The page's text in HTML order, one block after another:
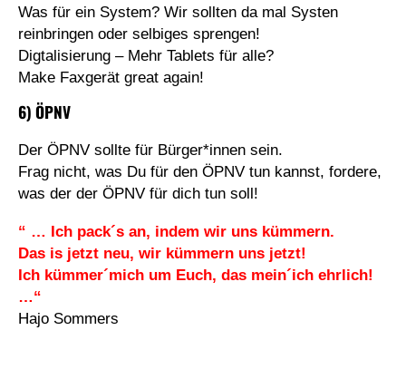
Was für ein System? Wir sollten da mal Systen
reinbringen oder selbiges sprengen!
Digtalisierung – Mehr Tablets für alle?
Make Faxgerät great again!
6) ÖPNV
Der ÖPNV sollte für Bürger*innen sein.
Frag nicht, was Du für den ÖPNV tun kannst, fordere,
was der der ÖPNV für dich tun soll!
“ … Ich pack´s an, indem wir uns kümmern.
Das is jetzt neu, wir kümmern uns jetzt!
Ich kümmer´mich um Euch, das mein´ich ehrlich!
…“
Hajo Sommers